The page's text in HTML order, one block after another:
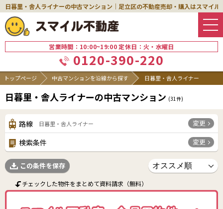
日暮里・舎人ライナーの中古マンション｜足立区の不動産売却・購入はスマイ
営業時間：10:00~19:00 定休日：火・水曜日
0120-390-220
トップページ 中古マンションを沿線から探す 日暮里・舎人ライナー
日暮里・舎人ライナーの中古マンション (31件)
路線 日暮里・舎人ライナー 変更
検索条件 変更
この条件を保存
チェックした物件をまとめて資料請求（無料）